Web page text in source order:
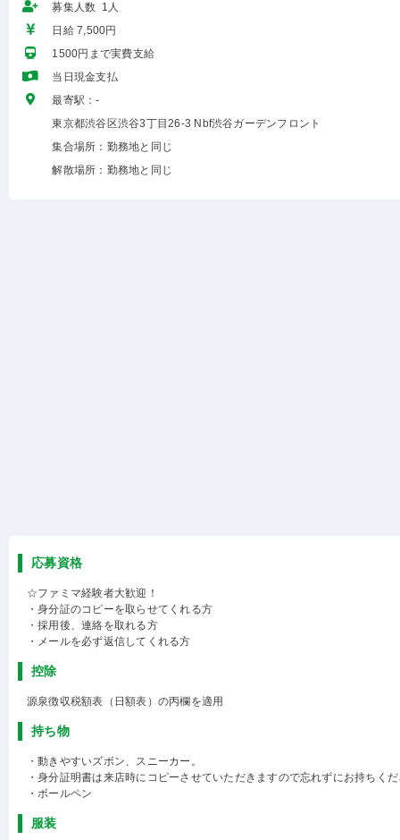
募集人数 1人
日給 7,500円
1500円まで実費支給
当日現金支払
最寄駅：-
東京都渋谷区渋谷3丁目26-3 Nbf渋谷ガーデンフロント
集合場所：勤務地と同じ
解散場所：勤務地と同じ
応募資格
☆ファミマ経験者大歓迎！
・身分証のコピーを取らせてくれる方
・採用後、連絡を取れる方
・メールを必ず返信してくれる方
控除
源泉徴収税額表（日額表）の丙欄を適用
持ち物
・動きやすいズボン、スニーカー。
・身分証明書は来店時にコピーさせていただきますので忘れずにお持ちく
・ボールペン
服装